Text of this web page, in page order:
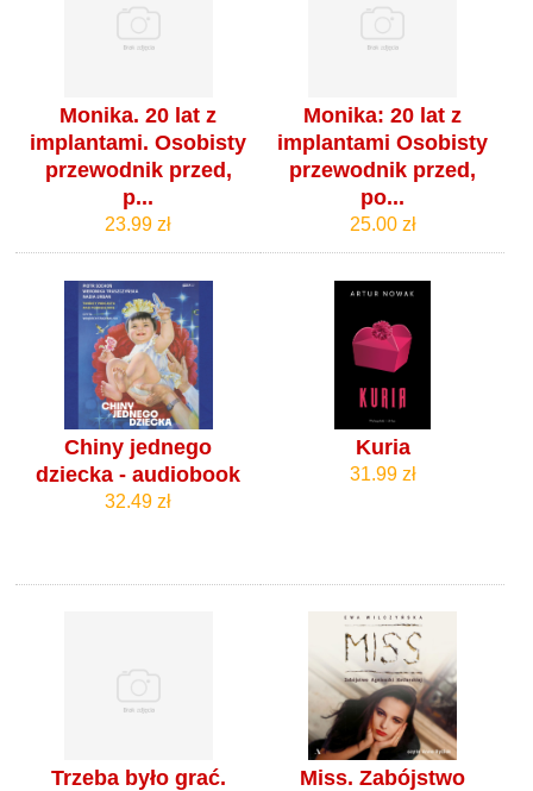
Monika. 20 lat z
implantami. Osobisty
przewodnik przed,
p...
23.99 zł
Monika: 20 lat z
implantami Osobisty
przewodnik przed,
po...
25.00 zł
Chiny jednego
dziecka - audiobook
32.49 zł
Kuria
31.99 zł
Trzeba było grać.
Miss. Zabójstwo